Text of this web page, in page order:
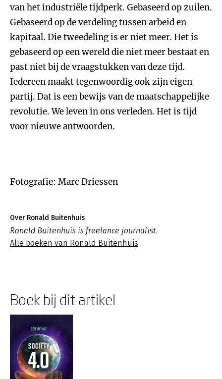
van het industriële tijdperk. Gebaseerd op zuilen.
Gebaseerd op de verdeling tussen arbeid en
kapitaal. Die tweedeling is er niet meer. Het is
gebaseerd op een wereld die niet meer bestaat en
past niet bij de vraagstukken van deze tijd.
Iedereen maakt tegenwoordig ook zijn eigen
partij. Dat is een bewijs van de maatschappelijke
revolutie. We leven in ons verleden. Het is tijd
voor nieuwe antwoorden.
Fotografie: Marc Driessen
Over Ronald Buitenhuis
Ronald Buitenhuis is freelance journalist.
Alle boeken van Ronald Buitenhuis
Boek bij dit artikel